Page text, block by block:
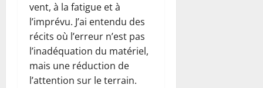
vent, à la fatigue et à
l’imprévu. J’ai entendu des
récits où l’erreur n’est pas
l’inadéquation du matériel,
mais une réduction de
l’attention sur le terrain.